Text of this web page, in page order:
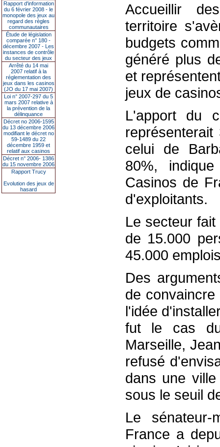
Rapport d'information
du 6 février 2008 - le
monopole des jeux au
regard des règles
communautaires
Étude de législation
comparée n° 180 -
décembre 2007 - Les
instances de contrôle
du secteur des jeux
Arrêté du 14 mai
2007 relatif à la
réglementation des
jeux dans les casinos
(JO du 17 mai 2007)
Loi n° 2007-297 du 5
mars 2007 relative à
la prévention de la
délinquance
Décret no 2006-1595
du 13 décembre 2006
modifiant le décret no
59-1489 du 22
décembre 1959 et
relatif aux casinos
Décret n° 2006- 1386
du 15 novembre 2006
Rapport Trucy
Evolution des jeux de
hasard
Accueillir
territoire
budgets
généré plus
et
jeux de
L'apport du
celui de
80%,
Casinos de
d'exploitants.
Le secteur
de 15.000
45.000
Des
de
l'idée
fut le cas
Marseille,
refusé
dans une
sous le seuil
Le
France a